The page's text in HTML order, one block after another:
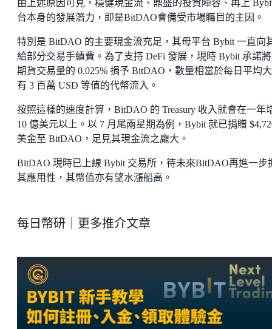
由上述原因可見，穩健現金流、鼎盛的投資陣容、再上
台本身的發展潛力，即是BitDAO會備受市場矚目的主因。
特別是 BitDAO 的主要現金流充足，其母平台 Bybit 一直向
給部分交易手績費。為了支持 DeFi 發展，現時 Bybit 承諾
期貨交易量的 0.025% 捐予 BitDAO，數量相當於每日平均
有 3 百萬 USD 等值的代幣流入。
按照這樣的速度計算，BitDAO 的 Treasury 收入就會在一年
10 億美元以上。以 7 月尾兩星期為例，Bybit 就已捐贈
美金至 BitDAO，足見其現金流之龐大。
BitDAO 現時已上線 Bybit 交易所，待未來BitDAO再進一步
其應用性，其幣值亦有望水漲船高。
每日幣研｜更多推介文章